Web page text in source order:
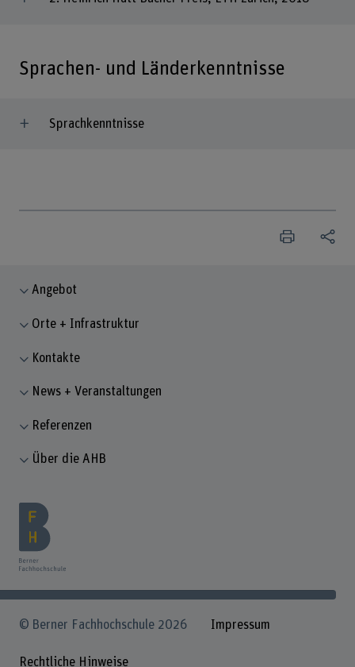
Sprachen- und Länderkenntnisse
Sprachkenntnisse
Angebot
Orte + Infrastruktur
Kontakte
News + Veranstaltungen
Referenzen
Über die AHB
© Berner Fachhochschule 2026 Impressum
Rechtliche Hinweise